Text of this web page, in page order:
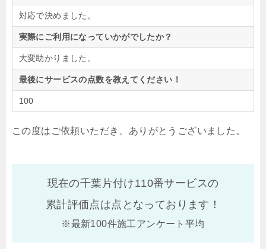
対応で決めました。
実際にご利用になっていかがでしたか？
大変助かりました。
最後にサービスの点数を教えてください！
100
この度はご依頼いただき、ありがとうございました。
現在の千葉片付け110番サービスの
累計評価点は点となっております！
※最新100件施工アンケート平均